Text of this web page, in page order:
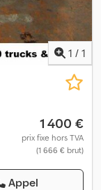
1 / 1
1 400 €
prix fixe hors TVA
(1 666 € brut)
Appel